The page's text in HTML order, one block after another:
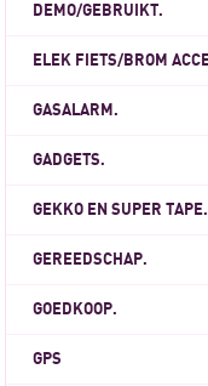
DEMO/GEBRUIKT.
ELEK FIETS/BROM
GASALARM.
GADGETS.
GEKKO EN SUPER TAPE.
GEREEDSCHAP.
GOEDKOOP.
GPS